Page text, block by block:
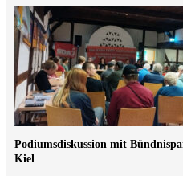
Podiumsdiskussion mit
Kiel